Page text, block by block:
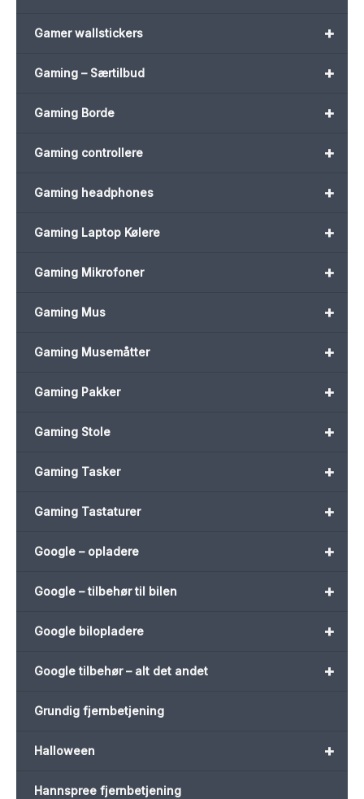
+
Gamer wallstickers
+
Gaming – Særtilbud
+
Gaming Borde
+
Gaming controllere
+
Gaming headphones
+
Gaming Laptop Kølere
+
Gaming Mikrofoner
+
Gaming Mus
+
Gaming Musemåtter
+
Gaming Pakker
+
Gaming Stole
+
Gaming Tasker
+
Gaming Tastaturer
+
Google – opladere
+
Google – tilbehør til bilen
+
Google bilopladere
+
Google tilbehør – alt det andet
Grundig fjernbetjening
+
Halloween
Hannspree fjernbetjening